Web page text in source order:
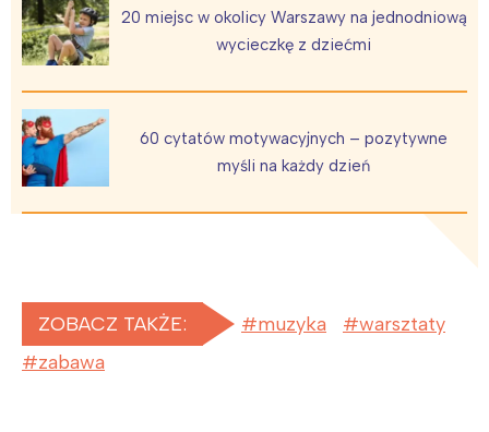
20 miejsc w okolicy Warszawy na jednodniową
wycieczkę z dziećmi
60 cytatów motywacyjnych – pozytywne
myśli na każdy dzień
ZOBACZ TAKŻE: muzyka
warsztaty
zabawa